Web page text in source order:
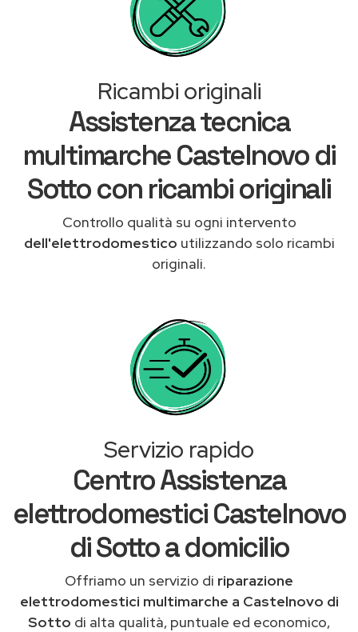
Ricambi originali
Assistenza tecnica
multimarche Castelnovo di
Sotto con ricambi originali
Controllo qualità su ogni intervento
dell'elettrodomestico utilizzando solo ricambi
originali.
Servizio rapido
Centro Assistenza
elettrodomestici Castelnovo
di Sotto a domicilio
Offriamo un servizio di riparazione
elettrodomestici multimarche a Castelnovo di
Sotto di alta qualità, puntuale ed economico,